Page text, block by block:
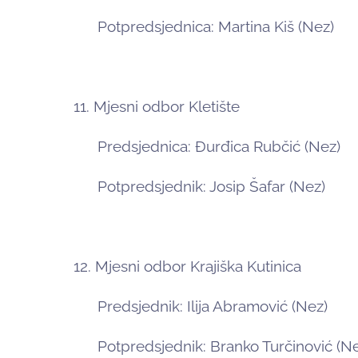
Potpredsjednica: Martina Kiš (Nez)
11. Mjesni odbor Kletište
Predsjednica: Đurđica Rubčić (Nez)
Potpredsjednik: Josip Šafar (Nez)
12. Mjesni odbor Krajiška Kutinica
Predsjednik: Ilija Abramović (Nez)
Potpredsjednik: Branko Turčinović